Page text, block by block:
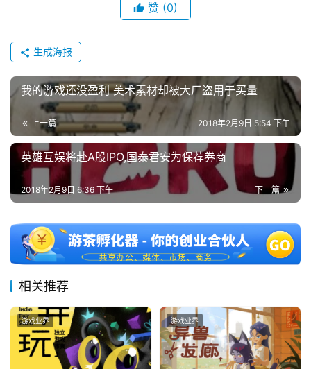
金
茶
奖
7
月
3
日
游
茶
对
接
赞 (0)
生成海报
我的游戏还没盈利 美术素材却被大厂盗用于买量
上一篇 2018年2月9日 5:54 下午
英雄互娱将赴A股IPO,国泰君安为保荐券商
下一篇
2018年2月9日 6:36 下午
相关推荐
游戏业界 游戏业界